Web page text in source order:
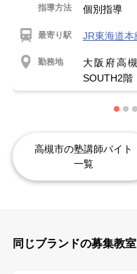
指導方法 個別指導
最寄り駅 JR東海道
勤務地
大阪府高
SOUTH2階
高槻市の塾講師バイト
一覧
同じブランドの募集教室